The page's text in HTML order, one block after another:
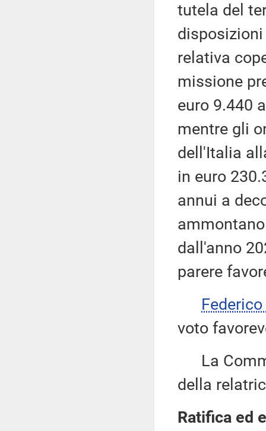
tutela del
relativa
missione
euro 9.440
mentre gli
dell'Italia
in euro
annui a
dall'anno
parere
voto
La
della
Ratifica ed